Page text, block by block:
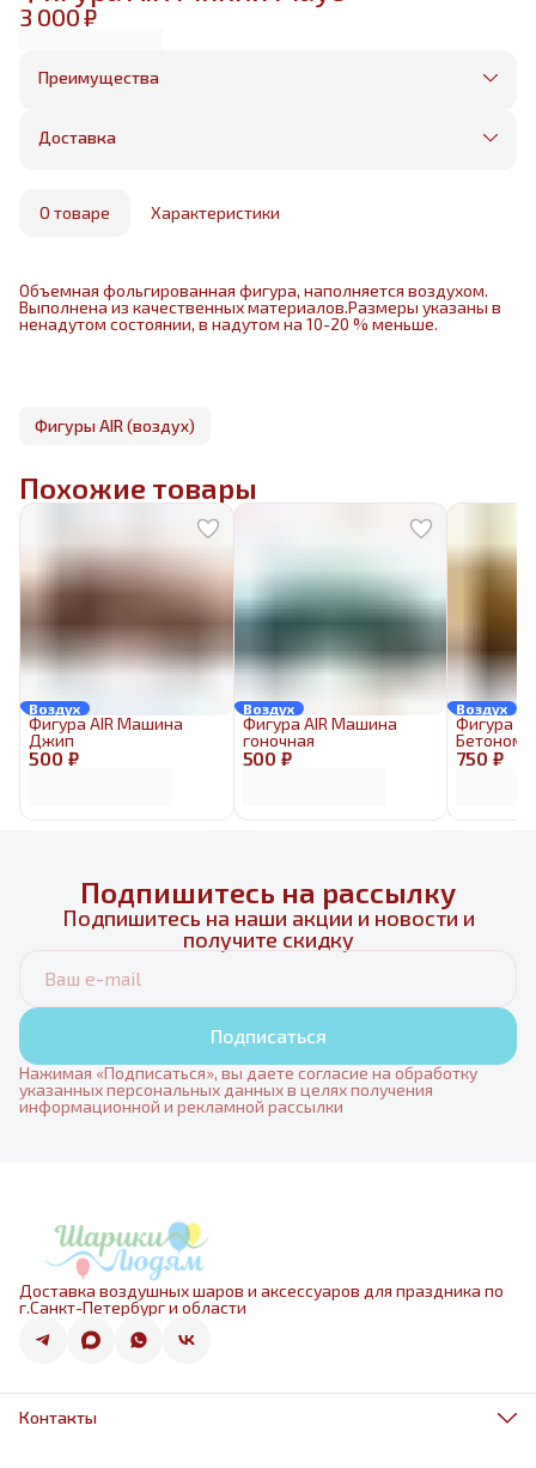
3 000 ₽
Преимущества
Оплата частями в Сплит
Бесплатная доставка в пределах КАД
маркетплейса
Доставка
О товаре Характеристики
Объемная фольгированная фигура, наполняется воздухом.
Выполнена из качественных материалов.Размеры указаны в
ненадутом состоянии, в надутом на 10-20 % меньше.
Фигуры AIR (воздух)
Похожие товары
Воздух
500 ₽
Фигура AIR Машина
Джип
Воздух
500 ₽
Фигура AIR Машина
гоночная
Воздух
750 ₽
Фигура
Подпишитесь на рассылку
Подпишитесь на наши акции и новости и
получите скидку
Подписаться
Нажимая «Подписаться», вы даете согласие на обработку
указанных персональных данных в целях получения
информационной и рекламной рассылки
Доставка воздушных шаров и аксессуаров для праздника по
г.Санкт-Петербург и области
Контакты